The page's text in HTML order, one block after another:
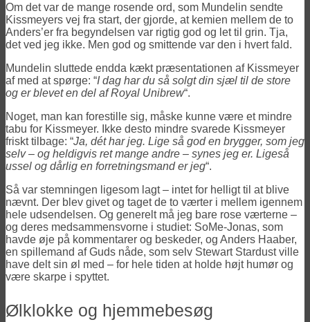
Om det var de mange rosende ord, som Mundelin sendte
Kissmeyers vej fra start, der gjorde, at kemien mellem de to
Anders’er fra begyndelsen var rigtig god og let til grin. Tja,
det ved jeg ikke. Men god og smittende var den i hvert fald.
Mundelin sluttede endda kækt præsentationen af Kissmeyer
af med at spørge: “I dag har du så solgt din sjæl til de store
og er blevet en del af Royal Unibrew“.
Noget, man kan forestille sig, måske kunne være et mindre
tabu for Kissmeyer. Ikke desto mindre svarede Kissmeyer
friskt tilbage: “Ja, dét har jeg. Lige så god en brygger, som jeg
selv – og heldigvis ret mange andre – synes jeg er. Ligeså
ussel og dårlig en forretningsmand er jeg“.
Så var stemningen ligesom lagt – intet for helligt til at blive
nævnt. Der blev givet og taget de to værter i mellem igennem
hele udsendelsen. Og generelt må jeg bare rose værterne –
og deres medsammensvorne i studiet: SoMe-Jonas, som
havde øje på kommentarer og beskeder, og Anders Haaber,
en spillemand af Guds nåde, som selv Stewart Stardust ville
have delt sin øl med – for hele tiden at holde højt humør og
være skarpe i spyttet.
Ølklokke og hjemmebesøg